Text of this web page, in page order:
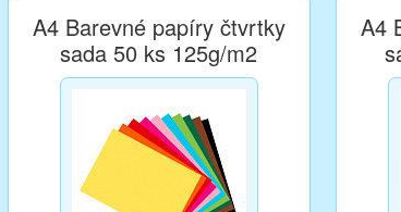
A4 Barevné papíry čtvrtky
sada 50 ks 125g/m2
A4